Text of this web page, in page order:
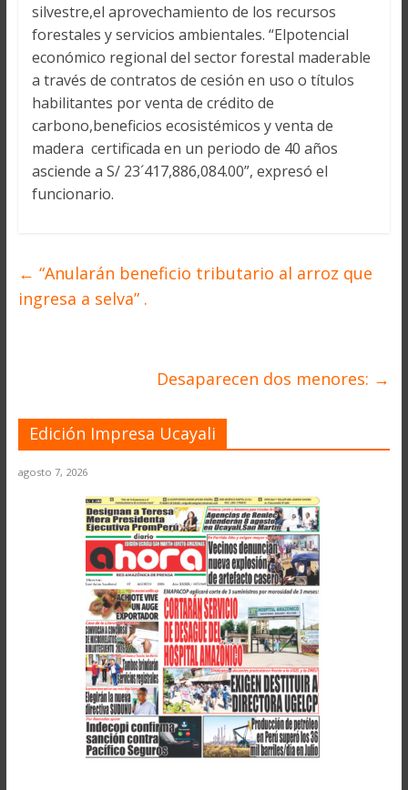
silvestre,el aprovechamiento de los recursos
forestales y servicios ambientales. “Elpotencial
económico regional del sector forestal maderable
a través de contratos de cesión en uso o títulos
habilitantes por venta de crédito de
carbono,beneficios ecosistémicos y venta de
madera certificada en un periodo de 40 años
asciende a S/ 23´417,886,084.00”, expresó el
funcionario.
← “Anularán beneficio tributario al arroz que
ingresa a selva” .
Desaparecen dos menores: →
Edición Impresa Ucayali
agosto 7, 2026